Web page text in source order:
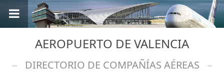
AEROPUERTO DE VALENCIA
DIRECTORIO DE COMPAÑÍAS AÉREAS